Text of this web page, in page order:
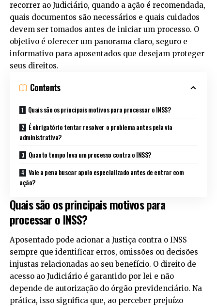
recorrer ao Judiciário, quando a ação é recomendada,
quais documentos são necessários e quais cuidados
devem ser tomados antes de iniciar um processo. O
objetivo é oferecer um panorama claro, seguro e
informativo para aposentados que desejam proteger
seus direitos.
Contents
Quais são os principais motivos para processar o INSS?
É obrigatório tentar resolver o problema antes pela via
administrativa?
Quanto tempo leva um processo contra o INSS?
Vale a pena buscar apoio especializado antes de entrar com
ação?
Quais são os principais motivos para
processar o INSS?
Aposentado pode acionar a Justiça contra o INSS
sempre que identificar erros, omissões ou decisões
injustas relacionadas ao seu benefício. O direito de
acesso ao Judiciário é garantido por lei e não
depende de autorização do órgão previdenciário. Na
prática, isso significa que, ao perceber prejuízo